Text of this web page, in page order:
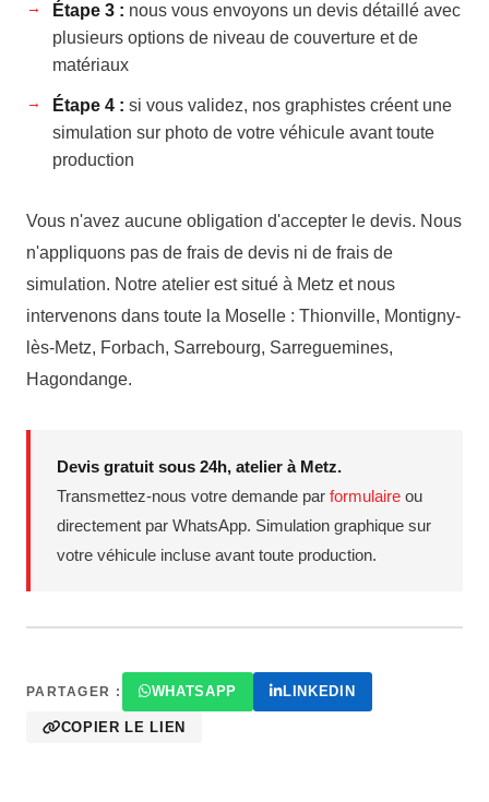
Étape 3 : nous vous envoyons un devis détaillé avec
plusieurs options de niveau de couverture et de
matériaux
Étape 4 : si vous validez, nos graphistes créent une
simulation sur photo de votre véhicule avant toute
production
Vous n'avez aucune obligation d'accepter le devis. Nous
n'appliquons pas de frais de devis ni de frais de
simulation. Notre atelier est situé à Metz et nous
intervenons dans toute la Moselle : Thionville, Montigny-
lès-Metz, Forbach, Sarrebourg, Sarreguemines,
Hagondange.
Devis gratuit sous 24h, atelier à Metz.
Transmettez-nous votre demande par formulaire ou
directement par WhatsApp. Simulation graphique sur
votre véhicule incluse avant toute production.
PARTAGER : WHATSAPP LINKEDIN
COPIER LE LIEN